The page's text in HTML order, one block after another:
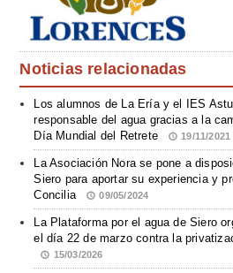
Noticias relacionadas
Los alumnos de La Ería y el IES
responsable del agua gracias a la
Día Mundial del Retrete
19/11/2021
La Asociación Nora se pone a
Siero para aportar su experiencia y
Concilia
09/05/2024
La Plataforma por el agua de Siero
el día 22 de marzo contra la
15/03/2026